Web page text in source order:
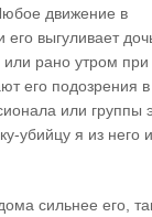
движение в
выгуливает
рано утром при
его подозрения в
или группы
убийцу я из него
сильнее его,